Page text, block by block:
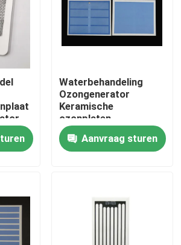
Waterbehandeling
Ozongenerator
Keramische
ozonplaten
Aanvraag sturen